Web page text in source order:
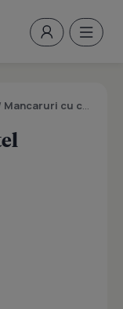
Mancaruri cu carne